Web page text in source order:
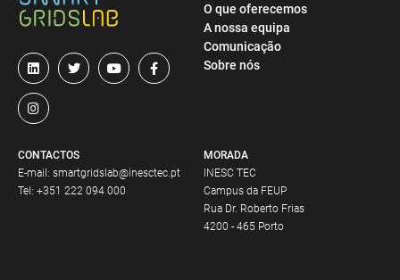
MORADA
INESC TEC
Campus da FEUP
Rua Dr. Roberto Frias
4200 - 465 Porto
CONTACTOS
E-mail: smartgridslab@inesctec.pt
Tel: +351 222 094 000
O que oferecemos
A nossa equipa
Comunicação
Sobre nós